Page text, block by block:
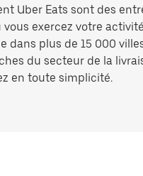
Uber Eats sont des
exercez votre
dans plus de 15 000
du secteur de la
en toute simplicité.